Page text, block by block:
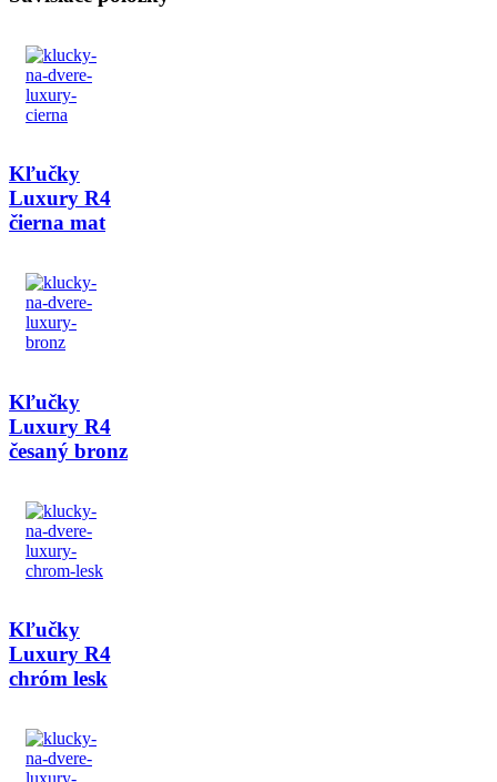
Kľučky
Luxury R4
čierna mat
Kľučky
Luxury R4
česaný bronz
Kľučky
Luxury R4
chróm lesk